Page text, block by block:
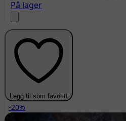
På lager
Legg til som favoritt
-20%